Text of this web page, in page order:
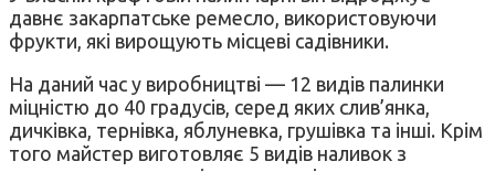
давнє закарпатське ремесло, використовуючи
фрукти, які вирощують місцеві садівники.
На даний час у виробництві — 12 видів палинки
міцністю до 40 градусів, серед яких слив’янка,
дичківка, тернівка, яблуневка, грушівка та інші. Крім
того майстер виготовляє 5 видів наливок з